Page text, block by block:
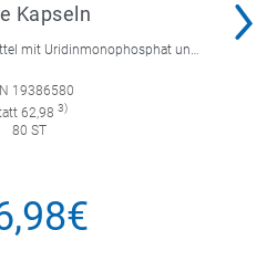
Kapseln
Nahrungsergänzungsmittel mit Uridinmonophosphat und B-Vitaminen zur Unterstützung der Nervenregeneration.
19386580
62,98 3)
80 ST